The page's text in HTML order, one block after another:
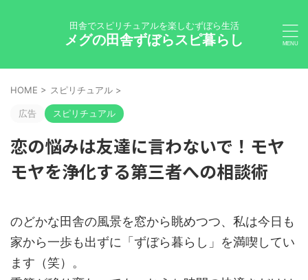
田舎でスピリチュアルを楽しむずぼら生活
メグの田舎ずぼらスピ暮らし
HOME > スピリチュアル >
広告 スピリチュアル
恋の悩みは友達に言わないで！モヤ
モヤを浄化する第三者への相談術
のどかな田舎の風景を窓から眺めつつ、私は今日も
家から一歩も出ずに「ずぼら暮らし」を満喫してい
ます（笑）。